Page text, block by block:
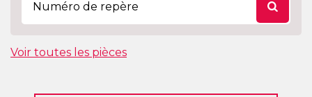
Voir toutes les pièces